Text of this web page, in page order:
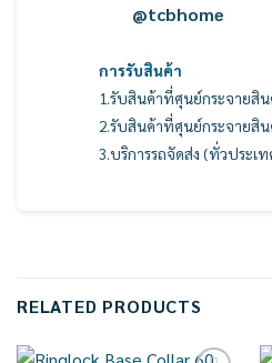
@tcbhome
การรับสินค้า
1.รับสินค้าที่ศุนย์กระจายสิ
2.รับสินค้าที่ศุนย์กระจายสิ
3.บริการรถจัดส่ง (ทั่วประเ
RELATED PRODUCTS